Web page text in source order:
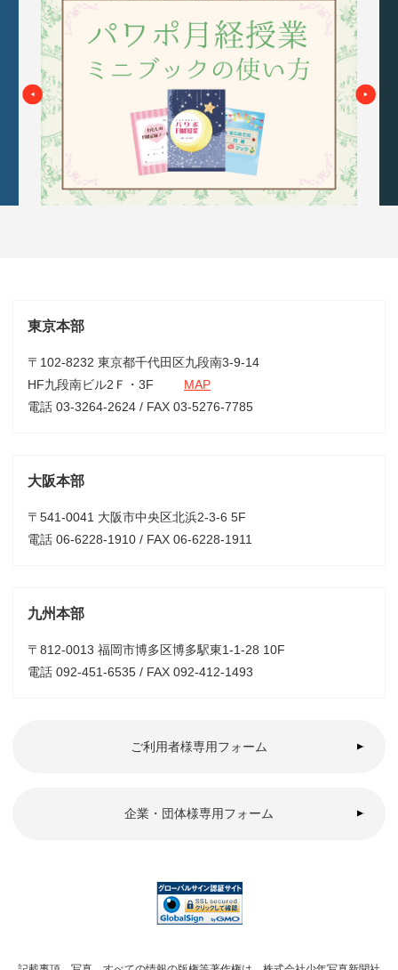
東京本部
〒102-8232 東京都千代田区九段南3-9-14
HF九段南ビル2Ｆ・3F
MAP
電話 03-3264-2624 / FAX 03-5276-7785
大阪本部
〒541-0041 大阪市中央区北浜2-3-6 5F
電話 06-6228-1910 / FAX 06-6228-1911
九州本部
〒812-0013 福岡市博多区博多駅東1-1-28 10F
電話 092-451-6535 / FAX 092-412-1493
ご利用者様専用フォーム
企業・団体様専用フォーム